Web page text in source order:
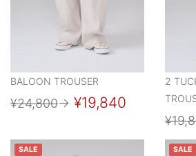
BALOON TROUSER
¥24,800→ ¥19,840
2
SALE SALE